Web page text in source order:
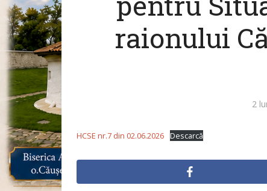
raionului
2
HCSE nr.7 din 02.06.2026 Descarcă